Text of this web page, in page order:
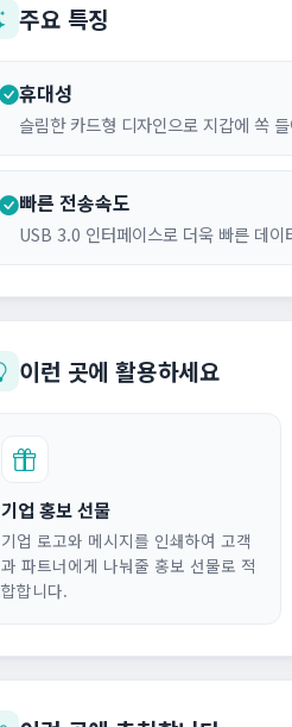
주요 특징
휴대성
슬림한 카드형 디자인으로 지갑에 쏙
빠른 전송속도
USB 3.0 인터페이스로 더욱 빠른 데이
이런 곳에 활용하세요
기업 홍보 선물
기업 로고와 메시지를 인쇄하여 고객
과 파트너에게 나눠줄 홍보 선물로 적
합합니다.